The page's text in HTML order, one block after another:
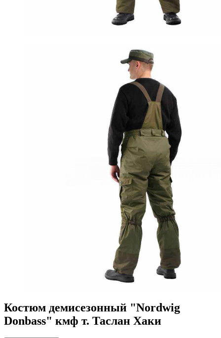
Костюм демисезонный "Nordwig
Donbass" кмф т. Таслан Хаки